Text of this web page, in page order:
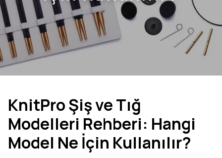
KnitPro Şiş ve Tığ
Modelleri Rehberi: Hangi
Model Ne İçin Kullanılır?